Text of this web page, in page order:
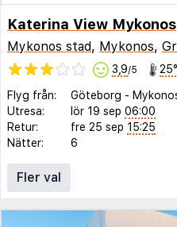
Katerina View Mykonos
Mykonos stad, Mykonos,
3,9/5
Flyg från: Göteborg -
Utresa:
lör 19 sep 06:00
Retur:
fre 25 sep 15:25
Nätter:
6
Fler val